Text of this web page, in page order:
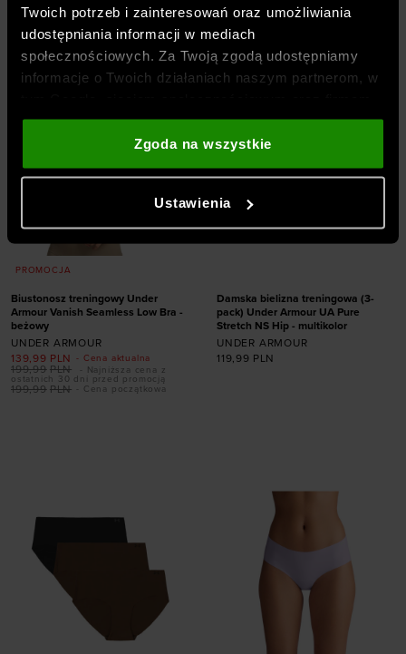
Twoich potrzeb i zainteresowań oraz umożliwiania
udostępniania informacji w mediach
społecznościowych. Za Twoją zgodą udostępniamy
informacje o Twoich działaniach naszym partnerom, w
zajmującym się reklamą i analityką internetową. Nasi
partnerzy mogą łączyć te informacje z innymi, które
podajesz poza tą stroną internetową, a także z
Ciebie z ich usług. Za Twoją zgodą możemy również
przekazywać do naszych partnerów Twoje dane
osobowe w celu kierowania dopasowanych reklam
internetowych i usprawniania sposobu ich
wyświetlania, przeprowadzania badań analitycznych,
dopasowywania treści oraz udoskonalania rozwiązań
oferowanych przez naszych partnerów (np. sieci
społecznościowych). Szczegółowe informacje
znajdziesz w naszej Polityce prywatności
Zgoda na wszystkie
Ustawienia
S (D-DD)
M (A-C)
M (D-DD)
L (A-C)
L (D-DD)
XL (A-C)
Dodaj produkt w
XS S M L XL
PROMOCJA
Biustonosz treningowy Under
Armour Vanish Seamless Low Bra -
beżowy
UNDER ARMOUR
- Cena aktualna
139,99 PLN
- Cena początkowa
199,99 PLN
199,99 PLN
- Najniższa cena z
ostatnich 30 dni przed promocją
Damska bielizna treningowa (3-
pack) Under Armour UA Pure
Stretch NS Hip - multikolor
UNDER ARMOUR
119,99 PLN